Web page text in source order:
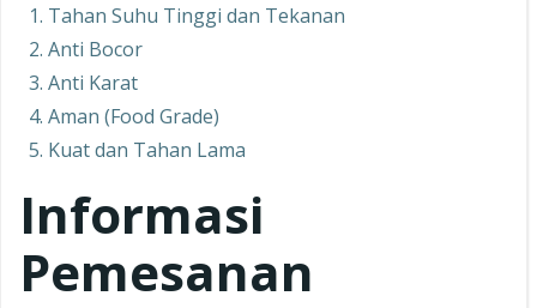
Tahan Suhu Tinggi dan Tekanan
Anti Bocor
Anti Karat
Aman (Food Grade)
Kuat dan Tahan Lama
Informasi
Pemesanan